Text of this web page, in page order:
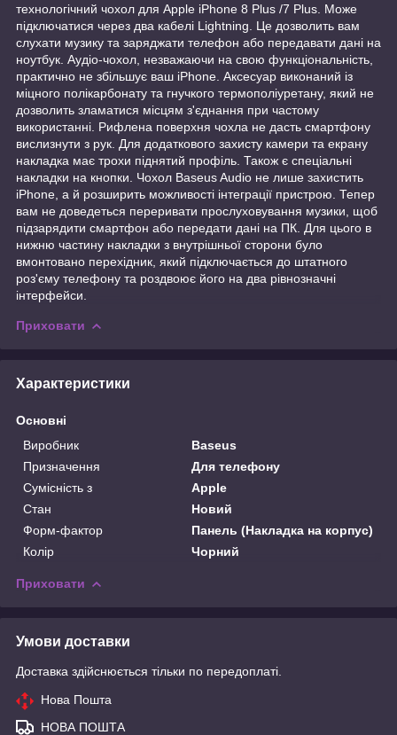
технологічний чохол для Apple iPhone 8 Plus /7 Plus. Може
підключатися через два кабелі Lightning. Це дозволить вам
слухати музику та заряджати телефон або передавати дані на
ноутбук. Аудіо-чохол, незважаючи на свою функціональність,
практично не збільшує ваш iPhone. Аксесуар виконаний із
міцного полікарбонату та гнучкого термополіуретану, який не
дозволить зламатися місцям з'єднання при частому
використанні. Рифлена поверхня чохла не дасть смартфону
вислизнути з рук. Для додаткового захисту камери та екрану
накладка має трохи піднятий профіль. Також є спеціальні
накладки на кнопки. Чохол Baseus Audio не лише захистить
iPhone, а й розширить можливості інтеграції пристрою. Тепер
вам не доведеться переривати прослуховування музики, щоб
підзарядити смартфон або передати дані на ПК. Для цього в
нижню частину накладки з внутрішньої сторони було
вмонтовано перехідник, який підключається до штатного
роз'єму телефону та роздвоює його на два рівнозначні
інтерфейси.
Приховати
Характеристики
Основні
Виробник
Baseus
Призначення
Для телефону
Сумісність з
Apple
Стан
Новий
Форм-фактор
Панель (Накладка на корпус)
Колір
Чорний
Приховати
Умови доставки
Доставка здійснюється тільки по передоплаті.
Нова Пошта
НОВА ПОШТА